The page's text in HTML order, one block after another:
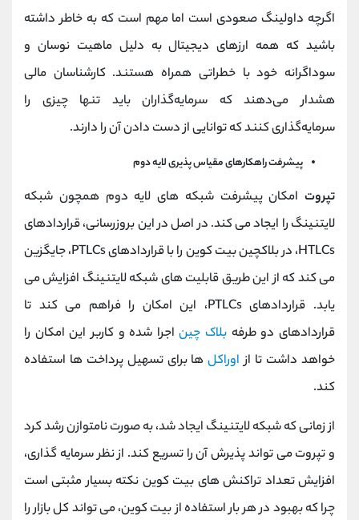
اگرچه داولینگ صعودی است اما مهم است که به خاطر داشته
باشید که همه ارزهای دیجیتال به دلیل ماهیت نوسان و
سوداگرانه خود با خطراتی همراه هستند. کارشناسان مالی
هشدار می‌دهند که سرمایه‌گذاران باید تنها چیزی را
سرمایه‌گذاری کنند که توانایی از دست دادن آن را دارند.
پیشرفت راهکارهای مقیاس پذیری لایه دوم
تپروت امکان پیشرفت شبکه های لایه دوم همچون شبکه
لایتنینگ را ایجاد می کند. در اصل در این بروزرسانی، قراردادهای
HTLCs، در بلاکچین بیت کوین را با قراردادهای PTLCs، جایگزین
می کند که از این طریق قابلیت های شبکه لایتنینگ افزایش می
یابد. قراردادهای PTLCs، این امکان را فراهم می کند تا
قراردادهای دو طرفه بلاک چیناجرا شده و کاربر این امکان را
خواهد داشت تا ازاوراکلها برای تسهیل پرداخت ها استفاده
کند.
از زمانی که شبکه لایتنینگ ایجاد شد، به صورت نامتوازن رشد کرد
و تپروت می تواند پذیرش آن را تسریع کند. از نظر سرمایه گذاری،
افزایش تعداد تراکنش های بیت کوین نکته بسیار مثبتی است
چرا که بهبود در هر بار استفاده از بیت کوین، می تواند کل بازار را